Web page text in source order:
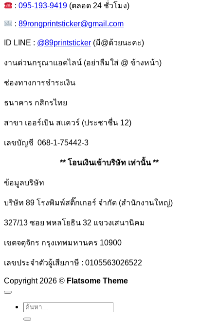
:095-193-9419 (ตลอด 24 ชั่วโมง)
:89rongprintsticker@gmail.com
ID LINE : @89printsticker (มี@ด้วยนะคะ)
งานด่วนกรุณาแอดไลน์ (อย่าลืมใส่ @ ข้างหน้า)
ช่องทางการชำระเงิน
ธนาคาร กสิกรไทย
สาขา เออร์เบิน สแควร์ (ประชาชื่น 12)
เลขบัญชี 068-1-75442-3
** โอนเงินเข้าบริษัท เท่านั้น **
ข้อมูลบริษัท
บริษัท 89 โรงพิมพ์สติ๊กเกอร์ จำกัด (สำนักงานใหญ่)
327/13 ซอย พหลโยธิน 32 แขวงเสนานิคม
เขตจตุจักร กรุงเทพมหานคร 10900
เลขประจำตัวผู้เสียภาษี : 0105563026522
Copyright 2026 © Flatsome Theme
ค้นหา: